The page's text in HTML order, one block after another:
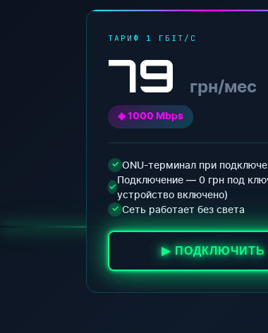
ТАРИФ 1 ГБІТ/С
79 грн/мес
◈ 1000 Mbps
✓ ONU-терминал при
✓
Подключение — 0 грн под
устройство включено)
✓ Сеть работает без света
▶ ПОДКЛЮЧИТЬ